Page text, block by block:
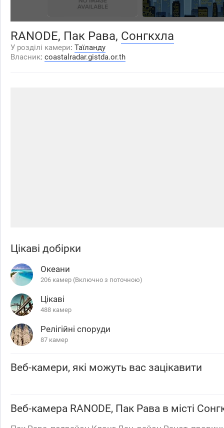
RANODE, Пак Рава, Сонгкхла
У розділі камери: Таїланду
Власник: coastalradar.gistda.or.th
Цікаві добірки
Океани
206 камер (Включно з поточною)
Цікаві
488 камер
Релігійні споруди
87 камер
Веб-камери, які можуть вас зацікавити
Веб-камера RANODE, Пак Рава в місті